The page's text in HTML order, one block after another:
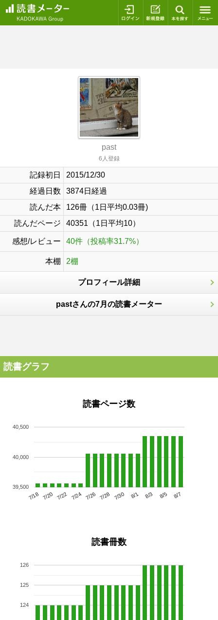
ログイン 新規登録
past
6人登録
記録初日
2015/12/30
経過日数
3874日経過
読んだ本
126冊（1日平均0.03冊)
読んだページ
40351（1日平均10）
感想/レビュー 40件（投稿率31.7%）
本棚 2棚
プロフィール詳細
pastさんの7月の読書メーター
読書グラフ
読書ページ数
7/18 7/20 7/22 7/24 7/26 7/28 7/30 8/1 8/3 8/5 8/7
39,500
40,000
40,500
読書冊数
124
125
126